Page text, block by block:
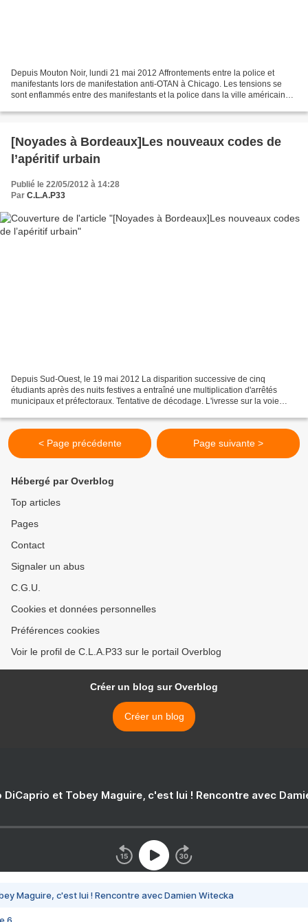
Depuis Mouton Noir, lundi 21 mai 2012 Affrontements entre la police et
manifestants lors de manifestation anti-OTAN à Chicago. Les tensions se
sont enflammés entre des manifestants et la police dans la ville américaine
[Noyades à Bordeaux]Les nouveaux codes de
l’apéritif urbain
Publié le 22/05/2012 à 14:28
Par C.L.A.P33
Depuis Sud-Ouest, le 19 mai 2012 La disparition successive de cinq
étudiants après des nuits festives a entraîné une multiplication d'arrêtés
municipaux et préfectoraux. Tentative de décodage. L'ivresse sur la voie
< Page précédente Page suivante >
Hébergé par Overblog
Top articles
Pages
Contact
Signaler un abus
C.G.U.
Cookies et données personnelles
Préférences cookies
Voir le profil de C.L.A.P33 sur le portail Overblog
Créer un blog sur Overblog
Créer un blog
DiCaprio et Tobey Maguire, c'est lui ! Rencontre avec
Maguire, c'est lui ! Rencontre avec Damien Witecka